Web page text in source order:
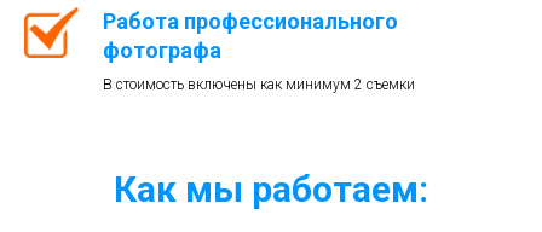
Работа профессионального
фотографа
В стоимость включены как минимум 2 съемки
Как мы работаем: